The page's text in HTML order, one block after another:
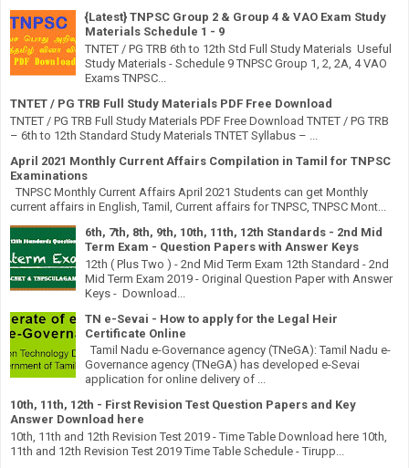
{Latest} TNPSC Group 2 & Group 4 & VAO Exam Study
Materials Schedule 1 - 9
TNTET / PG TRB 6th to 12th Std Full Study Materials Useful
Study Materials - Schedule 9 TNPSC Group 1, 2, 2A, 4 VAO
Exams TNPSC...
TNTET / PG TRB Full Study Materials PDF Free Download
TNTET / PG TRB Full Study Materials PDF Free Download TNTET / PG TRB
– 6th to 12th Standard Study Materials TNTET Syllabus – ...
April 2021 Monthly Current Affairs Compilation in Tamil for TNPSC
Examinations
TNPSC Monthly Current Affairs April 2021 Students can get Monthly
current affairs in English, Tamil, Current affairs for TNPSC, TNPSC Mont...
6th, 7th, 8th, 9th, 10th, 11th, 12th Standards - 2nd Mid
Term Exam - Question Papers with Answer Keys
12th ( Plus Two ) - 2nd Mid Term Exam 12th Standard - 2nd
Mid Term Exam 2019 - Original Question Paper with Answer
Keys - Download...
TN e-Sevai - How to apply for the Legal Heir
Certificate Online
Tamil Nadu e-Governance agency (TNeGA): Tamil Nadu e-
Governance agency (TNeGA) has developed e-Sevai
application for online delivery of ...
10th, 11th, 12th - First Revision Test Question Papers and Key
Answer Download here
10th, 11th and 12th Revision Test 2019 - Time Table Download here 10th,
11th and 12th Revision Test 2019 Time Table Schedule - Tirupp...